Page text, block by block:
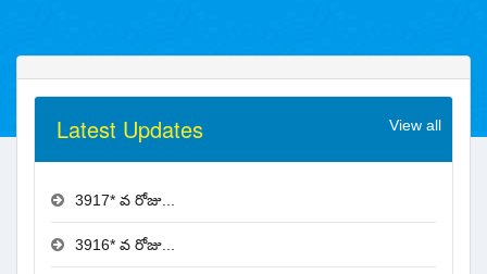
Latest Updates View all
3917* వ రోజు...
3916* వ రోజు...